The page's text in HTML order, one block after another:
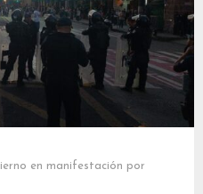
en manifestación por